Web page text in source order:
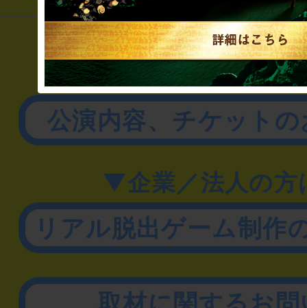
▼一般のお客様
公演内容、チケット
▼企業／法人の方
リアル脱出ゲーム制作